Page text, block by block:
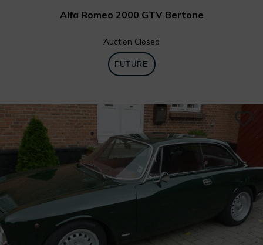
Alfa Romeo 2000 GTV Bertone
Auction Closed
FUTURE